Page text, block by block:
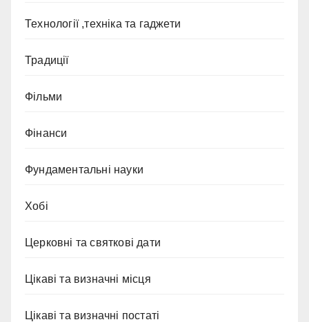
Технології ,техніка та гаджети
Традиції
Фільми
Фінанси
Фундаментальні науки
Хобі
Церковні та святкові дати
Цікаві та визначні місця
Цікаві та визначні постаті